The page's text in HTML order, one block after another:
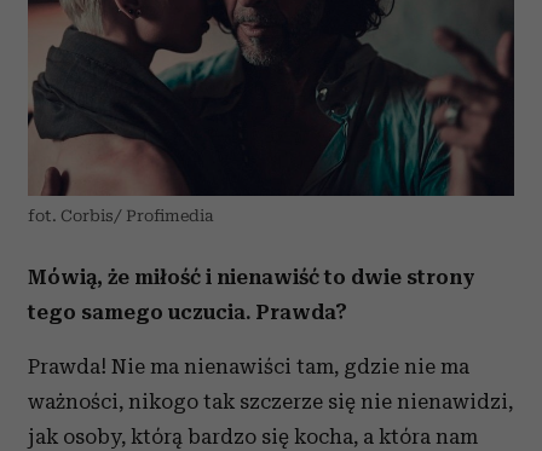
fot. Corbis/ Profimedia
Mówią, że miłość i nienawiść to dwie strony
tego samego uczucia. Prawda?
Prawda! Nie ma nienawiści tam, gdzie nie ma
ważności, nikogo tak szczerze się nie nienawidzi,
jak osoby, którą bardzo się kocha, a która nam